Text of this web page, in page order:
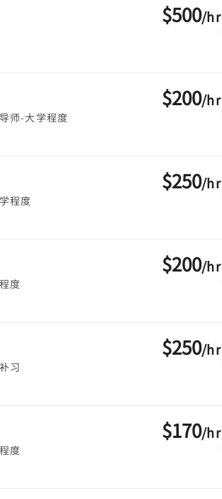
$500/hr
师-大学程度
$200/hr
程度
$250/hr
度
$200/hr
习
$250/hr
度
$170/hr